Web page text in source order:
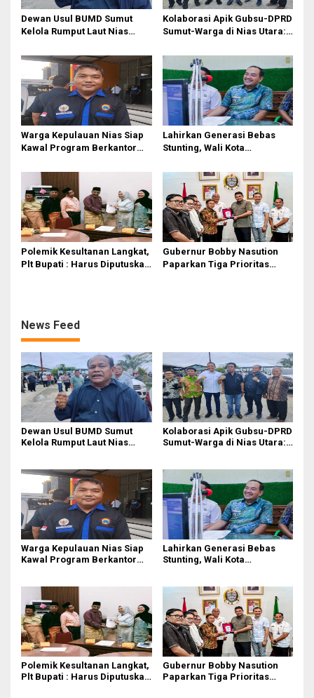
Dewan Usul BUMD Sumut
Kelola Rumput Laut Nias
Kolaborasi Apik Gubsu-DPRD
Sumut-Warga di Nias Utara:
Akhirnya Diperbaiki
Warga Kepulauan Nias Siap
Kawal Program Berkantor
Lahirkan Generasi Bebas
Stunting, Wali Kota
Optimalisasi SP3 Catin
Polemik Kesultanan Langkat,
Plt Bupati : Harus Diputuskan
Gubernur Bobby Nasution
Paparkan Tiga Prioritas
News Feed
Dewan Usul BUMD Sumut
Kelola Rumput Laut Nias
Kolaborasi Apik Gubsu-DPRD
Sumut-Warga di Nias Utara:
Warga Kepulauan Nias Siap
Kawal Program Berkantor
Lahirkan Generasi Bebas
Stunting, Wali Kota
Polemik Kesultanan Langkat,
Plt Bupati : Harus Diputuskan
Gubernur Bobby Nasution
Paparkan Tiga Prioritas